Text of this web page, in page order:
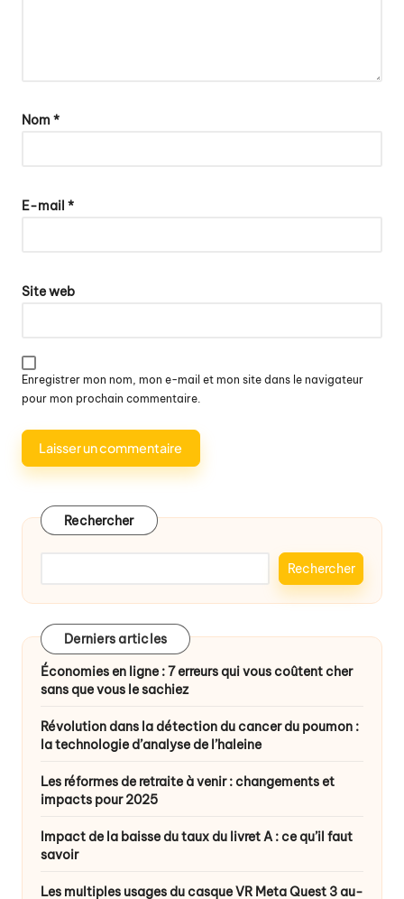
Nom *
E-mail *
Site web
Enregistrer mon nom, mon e-mail et mon site dans le navigateur
pour mon prochain commentaire.
Rechercher
Rechercher
Derniers articles
Économies en ligne : 7 erreurs qui vous coûtent cher
sans que vous le sachiez
Révolution dans la détection du cancer du poumon :
la technologie d’analyse de l’haleine
Les réformes de retraite à venir : changements et
impacts pour 2025
Impact de la baisse du taux du livret A : ce qu’il faut
savoir
Les multiples usages du casque VR Meta Quest 3 au-